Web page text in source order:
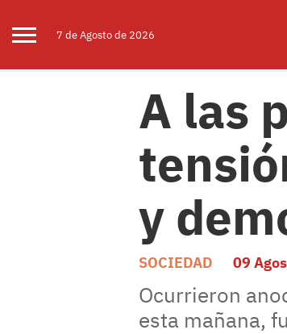
7 deAgostode 2026
A las
y
SOCIEDAD 09
Ocurrieron
esta mañana,